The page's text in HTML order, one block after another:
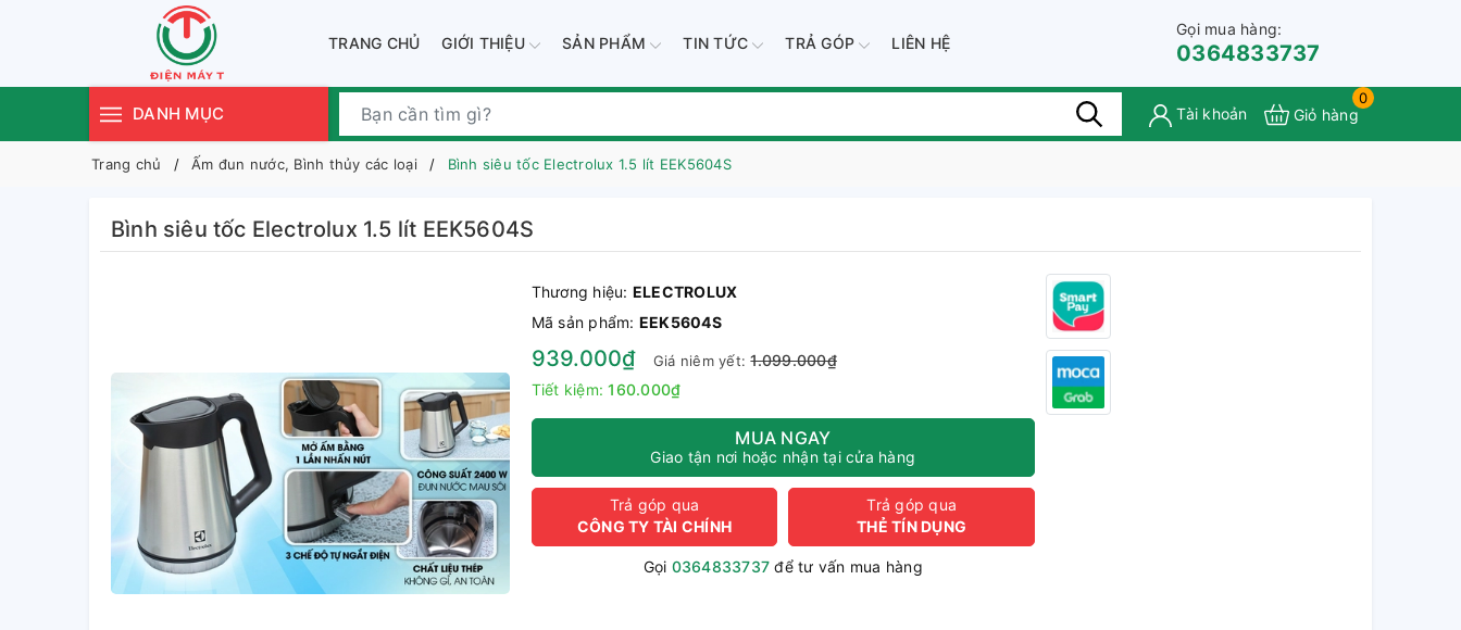
TRANG CHỦ GIỚI THIỆU SẢN PHẨM TIN TỨC TRẢ GÓP LIÊN HỆ
Gọi mua hàng:
0364833737
DANH MỤC Tài khoản
0
Giỏ hàng
Trang chủ Ấm đun nước, Bình thủy các loại Bình siêu tốc Electrolux 1.5 lít EEK5604S
Bình siêu tốc Electrolux 1.5 lít EEK5604S
Thương hiệu: ELECTROLUX
Mã sản phẩm: EEK5604S
939.000₫ Giá niêm yết:1.099.000₫
Tiết kiệm:160.000₫
MUA NGAY
Giao tận nơi hoặc nhận tại cửa hàng
Trả góp qua
CÔNG TY TÀI CHÍNH
Trả góp qua
THẺ TÍN DỤNG
Gọi 0364833737 để tư vấn mua hàng